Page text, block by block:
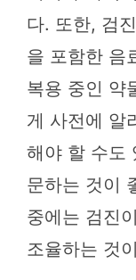
다. 또한, 검
을 포함한 음
복용 중인 약
게 사전에 알
해야 할 수도
문하는 것이
중에는 검진
조율하는 것